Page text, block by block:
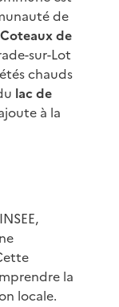
de
de
sur-Lot
chauds
lac de
à la
la
locale.